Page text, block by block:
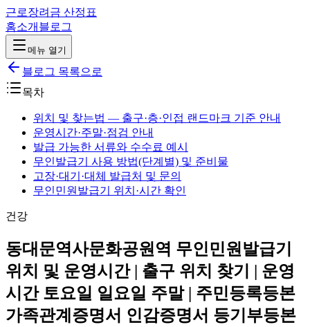
근로장려금 산정표
홈소개 블로그
메뉴 열기
블로그 목록으로
목차
위치 및 찾는법 — 출구·층·인접 랜드마크 기준 안내
운영시간·주말·점검 안내
발급 가능한 서류와 수수료 예시
무인발급기 사용 방법(단계별) 및 준비물
고장·대기·대체 발급처 및 문의
무인민원발급기 위치·시간 확인
건강
동대문역사문화공원역 무인민원발급기
위치 및 운영시간 | 출구 위치 찾기 | 운영
시간 토요일 일요일 주말 | 주민등록등본
가족관계증명서 인감증명서 등기부등본